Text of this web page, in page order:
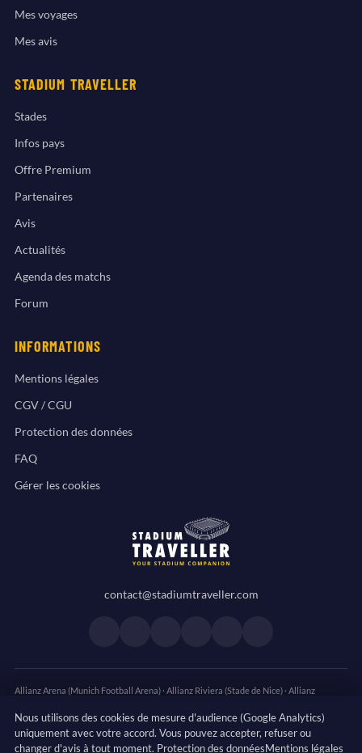
Mes voyages
Mes avis
STADIUM TRAVELLER
Stades
Infos pays
Offre Premium
Partenaires
Avis
Actualités
Agenda des matchs
Forum
INFORMATIONS
Mentions légales
CGV / CGU
Protection des données
FAQ
Gérer les cookies
contact@stadiumtraveller.com
Allianz Arena (Munich Football Arena)· Allianz Riviera (Stade de Nice)· Allianz
CEPAC Vélodrome Craven Cottage·
Decathlon Arena (Stade Pierre-Mauroy)
·Deutsche Bank Park (Frankfurt Arena) Eden
Nous utilisons des cookies de mesure d'audience (Google Analytics)
uniquement avec votre accord. Vous pouvez accepter, refuser ou
changer d'avis à tout moment. Protection des donnéesMentions légales